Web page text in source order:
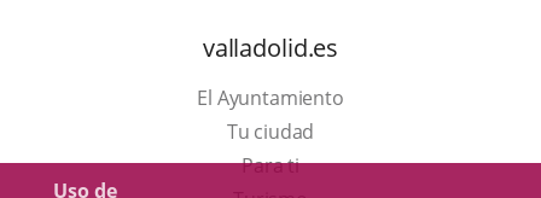
Uso de
valladolid.es
El Ayuntamiento
Tu ciudad
Para ti